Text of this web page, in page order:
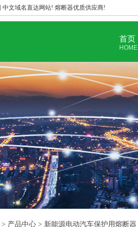
中文域名直达网站! 熔断器优质供应商!
首页
HOME
产品中心 > 新能源电动汽车保护用熔断器